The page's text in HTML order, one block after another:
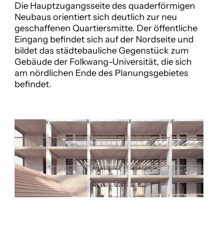
Die Hauptzugangsseite des quaderförmigen
Neubaus orientiert sich deutlich zur neu
geschaffenen Quartiersmitte. Der öffentliche
Eingang befindet sich auf der Nordseite und
bildet das städtebauliche Gegenstück zum
Gebäude der Folkwang-Universität, die sich
am nördlichen Ende des Planungsgebietes
befindet.